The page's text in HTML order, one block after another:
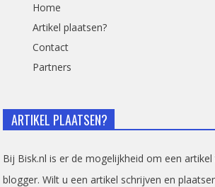
Home
Artikel plaatsen?
Contact
Partners
ARTIKEL PLAATSEN?
Bij Bisk.nl is er de mogelijkheid om een
blogger. Wilt u een artikel schrijven en